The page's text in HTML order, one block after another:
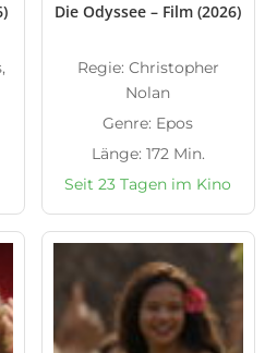
Die Odyssee – Film (2026)
Regie: Christopher
Nolan
Genre: Epos
Länge: 172 Min.
Seit 23 Tagen im Kino